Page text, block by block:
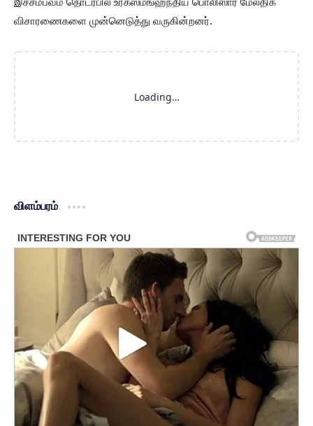
விசாரணைகளை முன்னெடுத்து வருகின்றனர்.
விளம்பரம்